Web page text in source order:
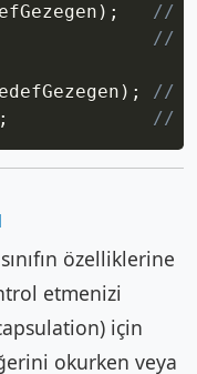
) ;
//
//
) ;
//
; //
özelliklerine
etmenizi
için
okurken veya